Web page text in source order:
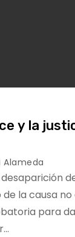
y la
Alameda
la causa no
para